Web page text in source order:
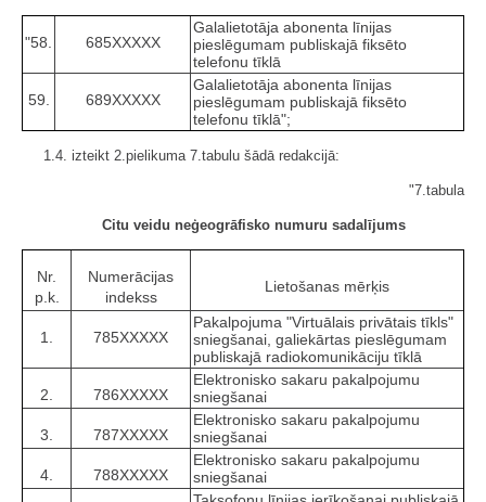
"58. 685XXXXX
Galalietotāja abonenta līnijas
pieslēgumam publiskajā fiksēto
telefonu tīklā
59. 689XXXXX
Galalietotāja abonenta līnijas
pieslēgumam publiskajā fiksēto
telefonu tīklā";
1.4. izteikt 2.pielikuma 7.tabulu šādā redakcijā:
"7.tabula
Citu veidu neģeogrāfisko numuru sadalījums
Nr.
p.k.
Numerācijas
indekss
Lietošanas mērķis
1. 785XXXXX
Pakalpojuma "Virtuālais privātais tīkls"
sniegšanai, galiekārtas pieslēgumam
publiskajā radiokomunikāciju tīklā
2. 786XXXXX
Elektronisko sakaru pakalpojumu
sniegšanai
3. 787XXXXX
Elektronisko sakaru pakalpojumu
sniegšanai
4. 788XXXXX
Elektronisko sakaru pakalpojumu
sniegšanai